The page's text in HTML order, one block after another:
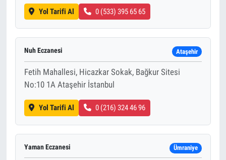
Yol Tarifi Al 0 (533) 395 65 65
Nuh Eczanesi Ataşehir
Fetih Mahallesi, Hicazkar Sokak, Bağkur Sitesi
No:10 1A Ataşehir İstanbul
Yol Tarifi Al 0 (216) 324 46 96
Yaman Eczanesi Ümraniye